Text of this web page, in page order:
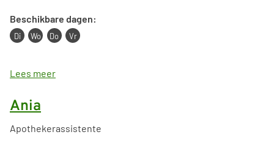
Beschikbare dagen:
Di Wo Do Vr
Lees meerI
P
Ania
Apothekerassistente